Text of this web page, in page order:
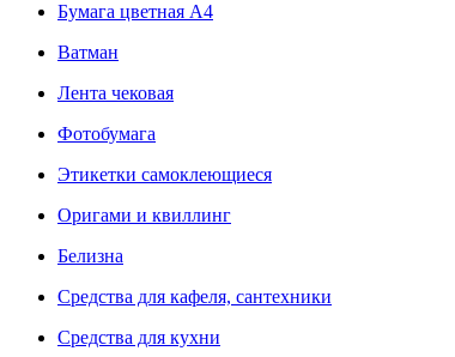
Бумага цветная А4
Ватман
Лента чековая
Фотобумага
Этикетки самоклеющиеся
Оригами и квиллинг
Белизна
Средства для кафеля, сантехники
Средства для кухни